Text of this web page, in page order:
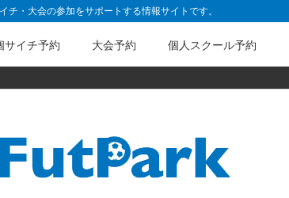
・大会の参加をサポートする情報サイトです。
サイチ予約 大会予約 個人スクール予約